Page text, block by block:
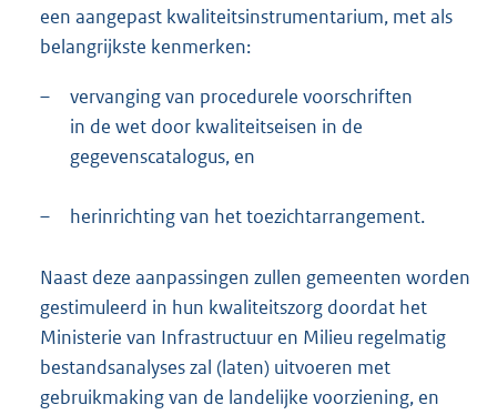
een aangepast kwaliteitsinstrumentarium, met als
belangrijkste kenmerken:
–
vervanging van procedurele voorschriften
in de wet door kwaliteitseisen in de
gegevenscatalogus, en
– herinrichting van het toezichtarrangement.
Naast deze aanpassingen zullen gemeenten worden
gestimuleerd in hun kwaliteitszorg doordat het
Ministerie van Infrastructuur en Milieu regelmatig
bestandsanalyses zal (laten) uitvoeren met
gebruikmaking van de landelijke voorziening, en